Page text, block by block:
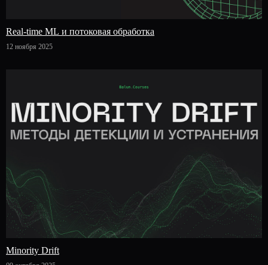
Real-time ML и потоковая обработка
12 ноября 2025
Minority Drift